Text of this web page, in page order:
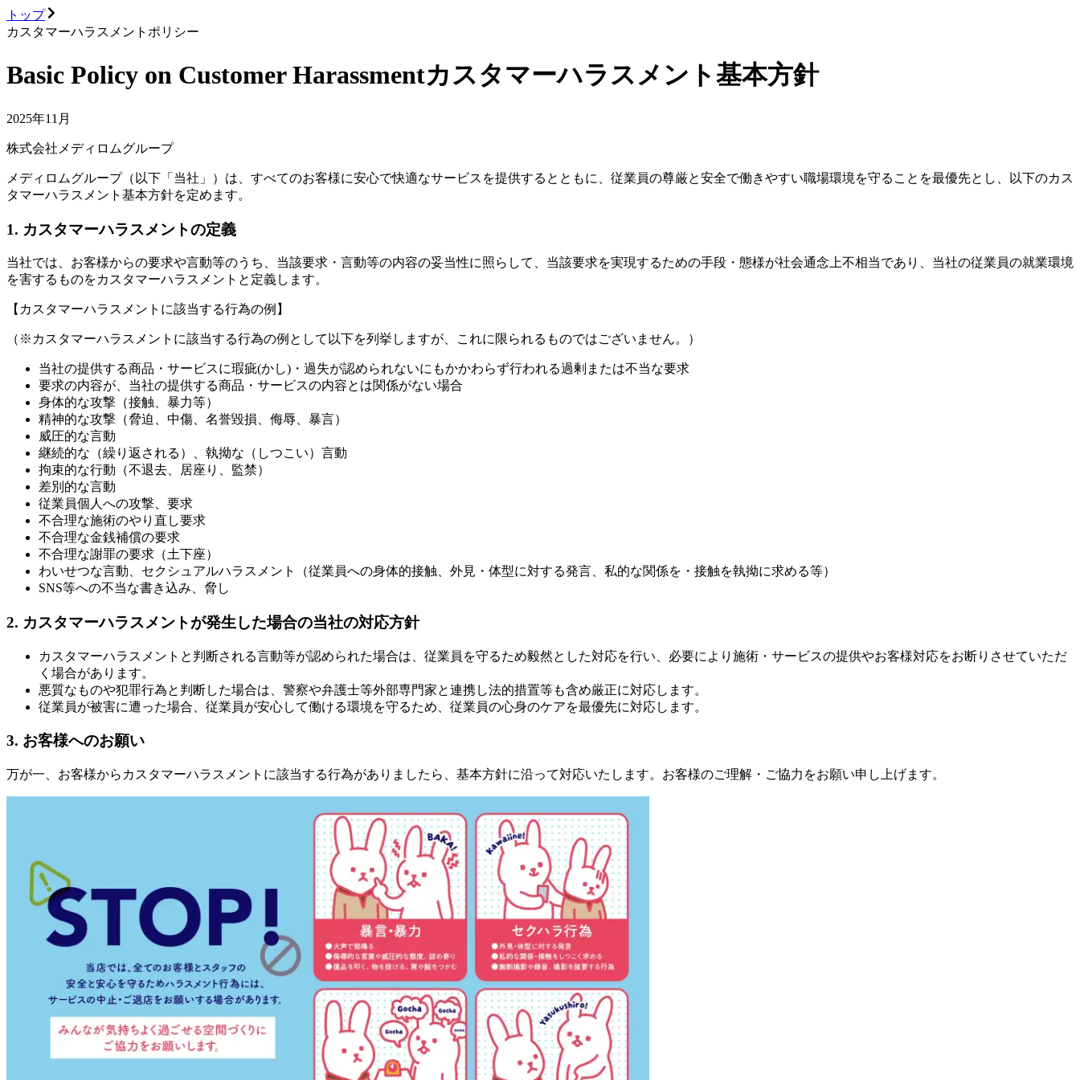
トップ
カスタマーハラスメントポリシー
Basic Policy on Customer Harassmentカスタマーハラスメント基本方針
2025年11月
株式会社メディロムグループ
メディロムグループ（以下「当社」）は、すべてのお客様に安心で快適なサービスを提供するとともに、従業員の尊厳と安全で働きやすい職場環境を守ることを最優先とし、以下のカス
タマーハラスメント基本方針を定めます。
1. カスタマーハラスメントの定義
当社では、お客様からの要求や言動等のうち、当該要求・言動等の内容の妥当性に照らして、当該要求を実現するための手段・態様が社会通念上不相当であり、当社の従業員の就業環境
を害するものをカスタマーハラスメントと定義します。
【カスタマーハラスメントに該当する行為の例】
（※カスタマーハラスメントに該当する行為の例として以下を列挙しますが、これに限られるものではございません。）
当社の提供する商品・サービスに瑕疵(かし)・過失が認められないにもかかわらず行われる過剰または不当な要求
要求の内容が、当社の提供する商品・サービスの内容とは関係がない場合
身体的な攻撃（接触、暴力等）
精神的な攻撃（脅迫、中傷、名誉毀損、侮辱、暴言）
威圧的な言動
継続的な（繰り返される）、執拗な（しつこい）言動
拘束的な行動（不退去、居座り、監禁）
差別的な言動
従業員個人への攻撃、要求
不合理な施術のやり直し要求
不合理な金銭補償の要求
不合理な謝罪の要求（土下座）
わいせつな言動、セクシュアルハラスメント（従業員への身体的接触、外見・体型に対する発言、私的な関係を・接触を執拗に求める等）
SNS等への不当な書き込み、脅し
2. カスタマーハラスメントが発生した場合の当社の対応方針
カスタマーハラスメントと判断される言動等が認められた場合は、従業員を守るため毅然とした対応を行い、必要により施術・サービスの提供やお客様対応をお断りさせていただ
く場合があります。
悪質なものや犯罪行為と判断した場合は、警察や弁護士等外部専門家と連携し法的措置等も含め厳正に対応します。
従業員が被害に遭った場合、従業員が安心して働ける環境を守るため、従業員の心身のケアを最優先に対応します。
3. お客様へのお願い
万が一、お客様からカスタマーハラスメントに該当する行為がありましたら、基本方針に沿って対応いたします。お客様のご理解・ご協力をお願い申し上げます。